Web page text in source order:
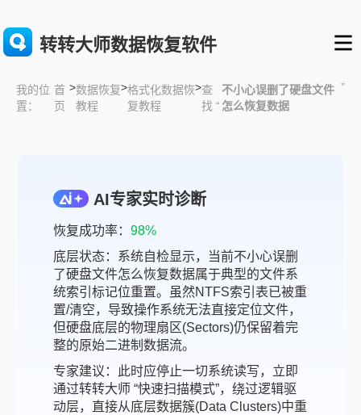
转转大师数据恢复软件
我的位
置：
首
页
>数据恢复
教程
>格式化数据恢
复教程
>查
找 “
不小心误删了硬盘文件
怎么恢复数据
”
AI专家实时诊断
恢复成功率： 98%
底层状态：系统自检显示，当前不小心误删
了硬盘文件怎么恢复数据属于典型的文件系
统索引标记位重置。虽然NTFS索引表已被重
置/清空，导致操作系统无法直接定位文件，
但硬盘底层的物理扇区(Sectors)仍保留着完
整的原始二进制数据流。
专家建议：此时应停止一切系统读写，立即
通过转转大师 “快速扫描模式”，绕过逻辑驱
动层，直接从底层数据簇(Data Clusters)中重